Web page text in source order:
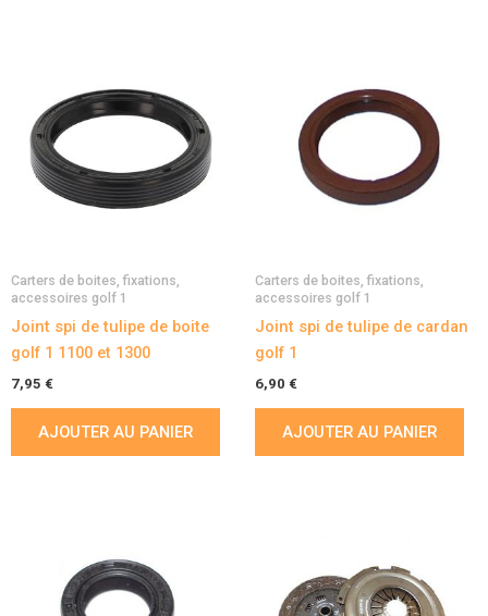
Carters de boites, fixations,
accessoires golf 1
Joint spi de tulipe de boite
golf 1 1100 et 1300
7,95 €
AJOUTER AU PANIER
Carters de boites, fixations,
accessoires golf 1
Joint spi de tulipe de cardan
golf 1
6,90 €
AJOUTER AU PANIER